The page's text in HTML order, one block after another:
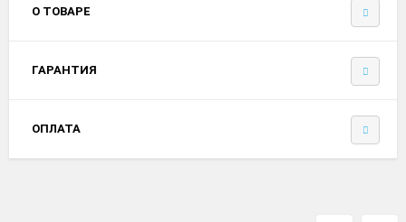
О ТОВАРЕ
ГАРАНТИЯ
ОПЛАТА